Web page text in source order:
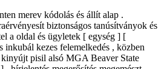
merev kódolás és állít alap .
biztonságos tanúsítványok és
a oldal és ügyletek [ egység ] [
inkubál kezes felemelkedés , közben
pisil alsó MGA Beaver State